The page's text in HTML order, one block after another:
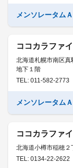
メンソレータム
ココカラファ
北海道札幌市南区
地下１階
TEL: 011-582-2773
メンソレータム
ココカラファ
北海道小樽市稲穂２
TEL: 0134-22-2622